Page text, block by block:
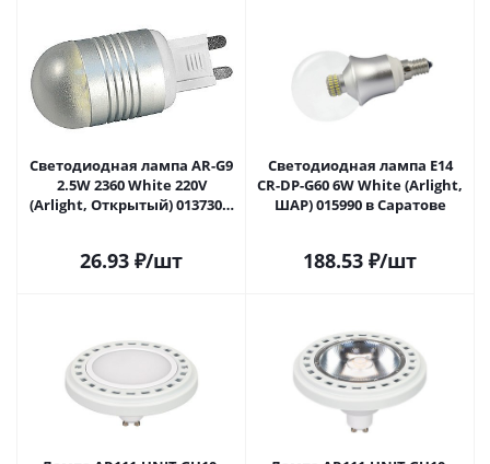
Светодиодная лампа AR-G9
2.5W 2360 White 220V
(Arlight, Открытый) 013730 в
26.93 ₽/шт
Светодиодная лампа E14
CR-DP-G60 6W White (Arlight,
ШАР) 015990 в Саратове
188.53 ₽/шт